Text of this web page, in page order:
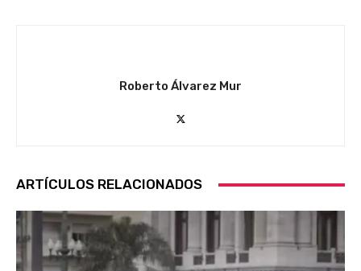
Roberto Álvarez Mur
ARTÍCULOS RELACIONADOS